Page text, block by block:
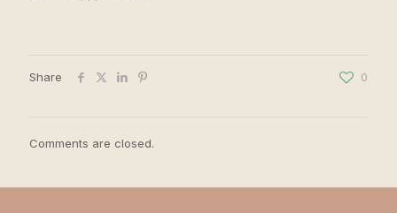
Share 0
Comments are closed.